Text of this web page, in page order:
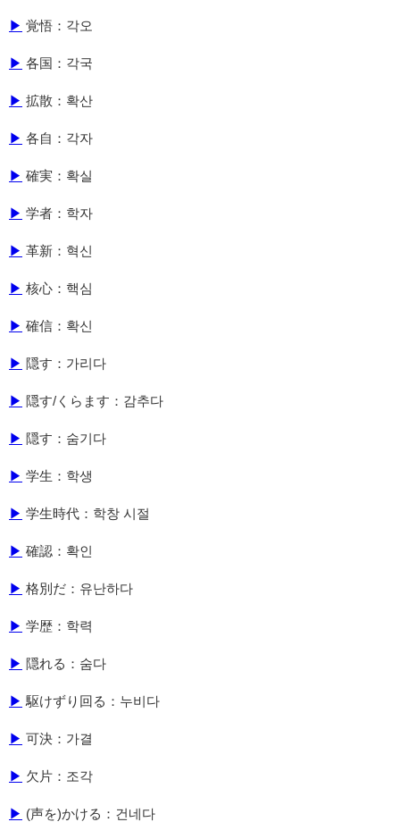
▶ 覚悟：각오
▶ 各国：각국
▶ 拡散：확산
▶ 各自：각자
▶ 確実：확실
▶ 学者：학자
▶ 革新：혁신
▶ 核心：핵심
▶ 確信：확신
▶ 隠す：가리다
▶ 隠す/くらます：감추다
▶ 隠す：숨기다
▶ 学生：학생
▶ 学生時代：학창 시절
▶ 確認：확인
▶ 格別だ：유난하다
▶ 学歴：학력
▶ 隠れる：숨다
▶ 駆けずり回る：누비다
▶ 可決：가결
▶ 欠片：조각
▶ (声を)かける：건네다